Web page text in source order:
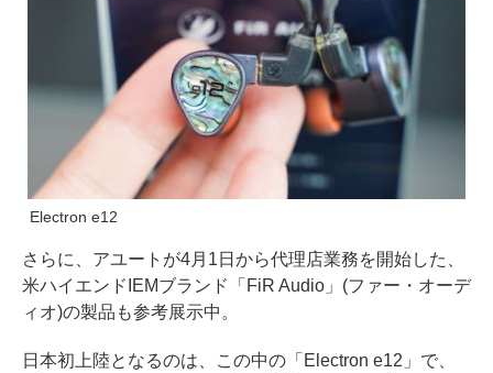
Electron e12
さらに、アユートが4月1日から代理店業務を開始した、
米ハイエンドIEMブランド「FiR Audio」(ファー・オーデ
ィオ)の製品も参考展示中。
日本初上陸となるのは、この中の「Electron e12」で、